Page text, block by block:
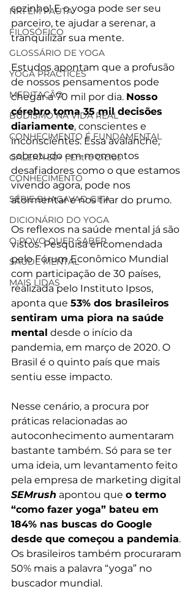
NR1 EM PAUTA
FILOSÓFICO
GLOSSÁRIO DE YOGA
YOGA PRACTICES
MEDITAÇÃO
BUDISMO NA VIDA REAL
CONHECIMENTO É FUNDAMENTAL
GALERA 50+ | Entre Ciclos
CONHECIMENTO
SÉRIE BHAGAVAD GITA
DICIONÁRIO DO YOGA
O POVO QUER SABER
SAÚDE MENTAL
MAIS LIDAS
sozinho! E o yoga pode ser seu
parceiro, te ajudar a serenar, a
tranquilizar sua mente.
Estudos apontam que a profusão
de nossos pensamentos pode
chegar a 70 mil por dia. Nosso
cérebro toma 35 mil decisões
diariamente, conscientes e
inconscientes. Essa avalanche,
sobretudo em momentos
desafiadores como o que estamos
vivendo agora, pode nos
atormentar e nos tirar do prumo.
Os reflexos na saúde mental já são
vistos. Pesquisa encomendada
pelo Fórum Econômico Mundial
com participação de 30 países,
realizada pelo Instituto Ipsos,
aponta que 53% dos brasileiros
sentiram uma piora na saúde
mental desde o início da
pandemia, em março de 2020. O
Brasil é o quinto país que mais
sentiu esse impacto.
Nesse cenário, a procura por
práticas relacionadas ao
autoconhecimento aumentaram
bastante também. Só para se ter
uma ideia, um levantamento feito
pela empresa de marketing digital
SEMrush apontou que o termo
“como fazer yoga” bateu em
184% nas buscas do Google
desde que começou a pandemia.
Os brasileiros também procuraram
50% mais a palavra “yoga” no
buscador mundial.